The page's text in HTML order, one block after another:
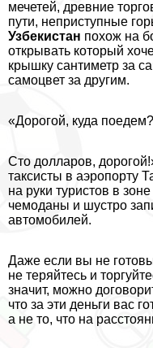
мечетей, древние
пути, неприступные
Узбекистан похож на
открывать который
крышку сантиметр за
самоцвет за другим.
«Дорогой, куда
Сто долларов,
таксисты в аэропорту
на руки туристов в
чемоданы и шустро
автомобилей.
Даже если вы не
не теряйтесь и
значит, можно
что за эти деньги вас
а не то, что на